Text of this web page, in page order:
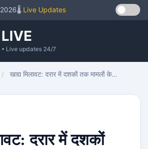
🌡️ Live Updates
Live updates 24/7
/ खाद्य मिलावट: दरार में दशकों तक मामलों के…
दरार में दशकों